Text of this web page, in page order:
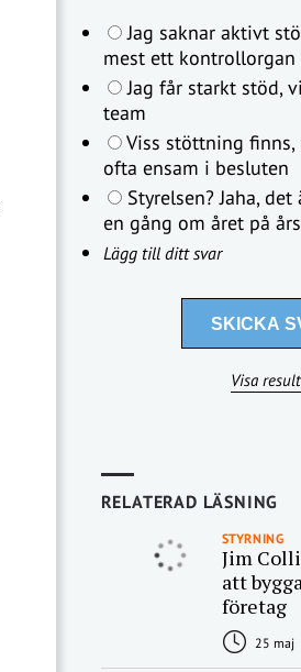
Jag saknar aktivt
mest ett kontrollorgan
Jag får starkt stöd,
team
Viss stöttning finns,
ofta ensam i besluten
Styrelsen? Jaha, det
en gång om året på
Lägg till ditt svar
Visa
RELATERAD LÄSNING
STYRNING
Jim
att
företag
25 maj